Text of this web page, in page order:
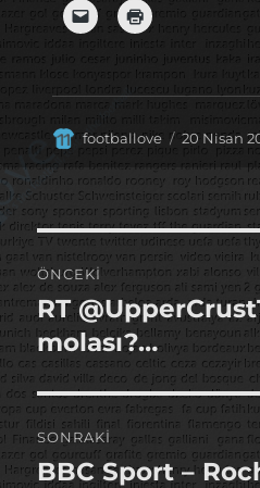
Yazar
footballove
Yayın
tarihi
20 Nisan
Yazı
gezinmesi
ÖNCEKI
Önceki
yazı:
RT
molası?…
SONRAKI
Sonraki
BBC Sport –